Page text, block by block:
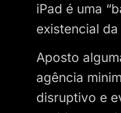
iPad é uma
existencial
Aposto
agência
disruptivo e